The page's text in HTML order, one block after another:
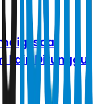
soal
Lain Ditunggu